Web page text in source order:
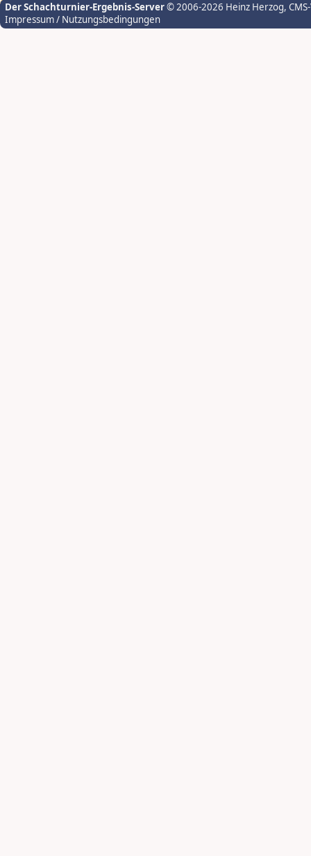
Der Schachturnier-Ergebnis-Server© 2006-2026 Heinz Herzog,
Impressum / Nutzungsbedingungen